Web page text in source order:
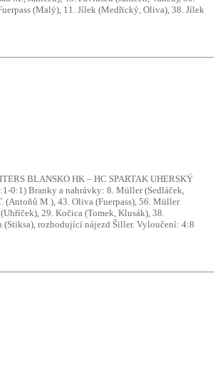
(Malý), 11. Jílek (Medřický, Oliva), 38. Jílek
BLANSKO HK – HC SPARTAK UHERSKÝ
0:1) Branky a nahrávky: 8. Müller (Sedláček,
(Antoňů M.), 43. Oliva (Fuerpass), 56. Müller
29. Kočica (Tomek, Klusák), 38.
(Stiksa), rozhodující nájezd Šiller. Vyloučení: 4:8